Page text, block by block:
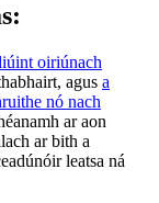
oiriúnach
agus a
nó nach
ar aon
ar bith a
leatsa ná